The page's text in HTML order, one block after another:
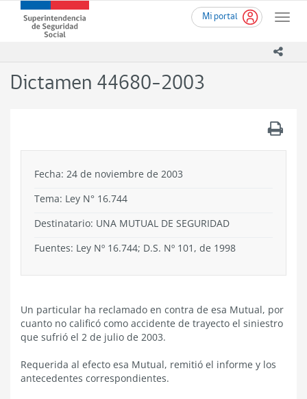
contenido
Mi portal
Toggle
Superintendencia
de
-
Dictamen 44680-2003
Fecha: 24 de noviembre de 2003
Tema: Ley N° 16.744
Destinatario: UNA MUTUAL DE SEGURIDAD
Fuentes: Ley Nº 16.744; D.S. Nº 101, de 1998
Un particular ha reclamado en contra de esa Mutual, por
cuanto no calificó como accidente de trayecto el siniestro
que sufrió el 2 de julio de 2003.
Requerida al efecto esa Mutual, remitió el informe y los
antecedentes correspondientes.